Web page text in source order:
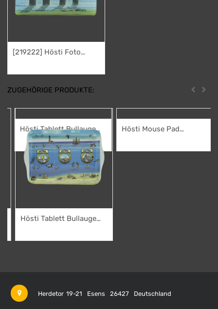
[219222] Hösti Foto
ZUGEHÖRIGE PRODUKTE: Zurück
Hösti Tablett Bullauge
Hösti Mouse Pad
va. 22x18cm
Herdetor 19-21 Esens 26427 Deutschland